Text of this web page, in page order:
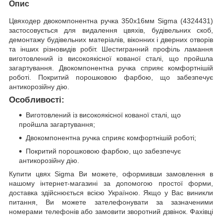
Опис
Цвяходер двокомпонентна ручка 350х16мм Sigma (4324431)
застосовується для видалення цвяхів, будівельних скоб,
демонтажу будівельних матеріалів, віконних і дверних отворів
та інших різновидів робіт. Шестигранний профіль ламання
виготовлений із високоякісної кованої сталі, що пройшла
загартування. Двокомпонентна ручка сприяє комфортнішій
роботі. Покритий порошковою фарбою, що забезпечує
антикорозійну дію.
Особливості:
Виготовлений із високоякісної кованої сталі, що
пройшла загартування;
Двокомпонентна ручка сприяє комфортнішій роботі;
Покритий порошковою фарбою, що забезпечує
антикорозійну дію.
Купити цвях Sigma Ви можете, оформивши замовлення в
нашому інтернет-магазині за допомогою простої форми,
доставка здійснюється всією Україною. Якщо у Вас виникли
питання, Ви можете зателефонувати за зазначеними
номерами телефонів або замовити зворотний дзвінок. Фахівці